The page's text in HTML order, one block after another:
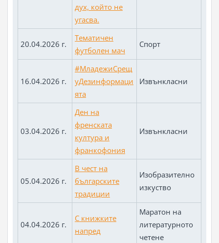
дух, който не
угасва.
20.04.2026 г.
Тематичен
футболен мач
Спорт
16.04.2026 г.
#МладежиСрещ
уДезинформаци
ята
Извънкласни
03.04.2026 г.
Ден на
френската
култура и
франкофония
Извънкласни
05.04.2026 г.
В чест на
българските
традиции
Изобразително
изкуство
04.04.2026 г.
С книжките
напред
Маратон на
литературното
четене